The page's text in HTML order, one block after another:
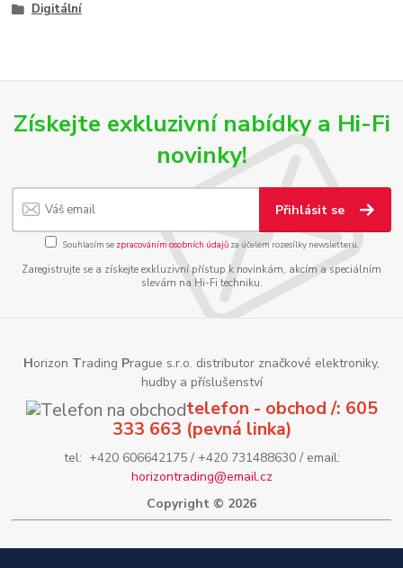
Digitální
Získejte exkluzivní nabídky a Hi-Fi
novinky!
Přihlásit se
Souhlasím se zpracováním osobních údajůza účelem rozesílky newsletteru.
Zaregistrujte se a získejte exkluzivní přístup k novinkám, akcím a speciálním
slevám na Hi-Fi techniku.
Horizon Trading Prague s.r.o. distributor značkové elektroniky,
hudby a příslušenství
telefon - obchod /: 605
333 663 (pevná linka)
tel: +420 606642175 / +420 731488630 / email:
horizontrading@email.cz
Copyright © 2026